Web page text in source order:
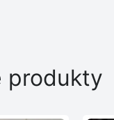
produkty